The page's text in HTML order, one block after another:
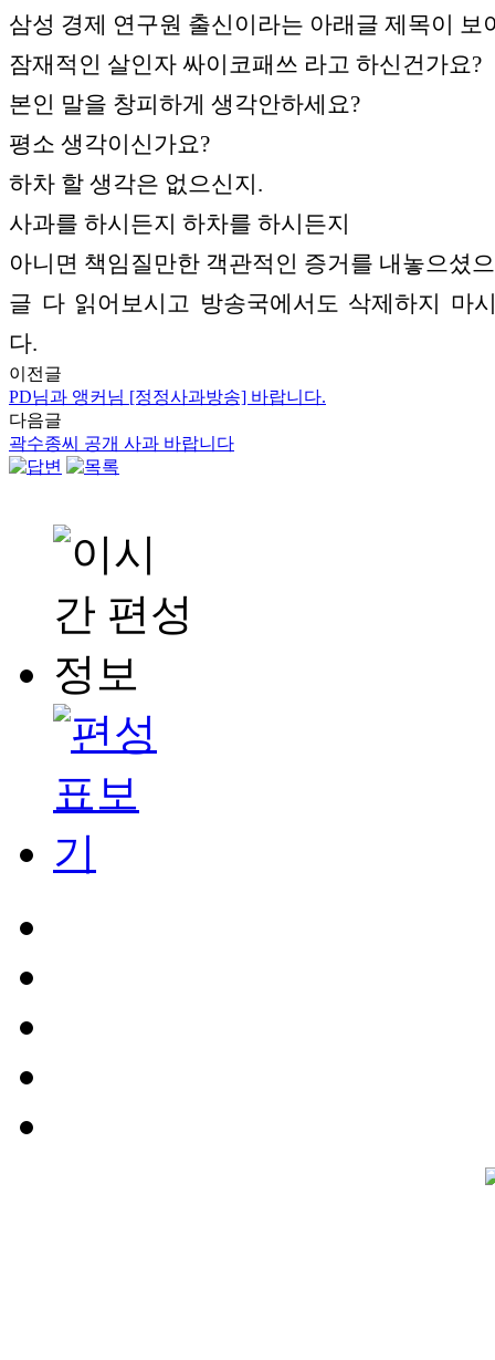
삼성 경제 연구원 출신이라는 아래글 제목이 보
잠재적인 살인자 싸이코패쓰 라고 하신건가요?
본인 말을 창피하게 생각안하세요?
평소 생각이신가요?
하차 할 생각은 없으신지.
사과를 하시든지 하차를 하시든지
아니면 책임질만한 객관적인 증거를 내놓으셨
글 다 읽어보시고 방송국에서도 삭제하지 마
다.
이전글
PD님과 앵커님 [정정사과방송] 바랍니다.
다음글
곽수종씨 공개 사과 바랍니다